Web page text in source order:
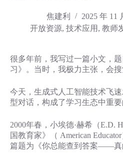
焦建利
2025 年 11
开放资源, 技术应用 , 教师
很多年前，我写过一篇小文，
习》。当时，我极力主张，会搜
今天，生成式人工智能技术飞
型对话，构成了学习生态中重要
2000年春，小埃德·赫希（E.D.
国教育家》（ American
篇题为《你总能查到答案——真